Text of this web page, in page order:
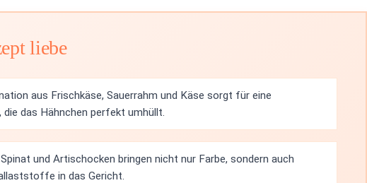
liebe
aus Frischkäse, Sauerrahm und Käse sorgt für eine
die das Hähnchen perfekt umhüllt.
und Artischocken bringen nicht nur Farbe, sondern auch
in das Gericht.